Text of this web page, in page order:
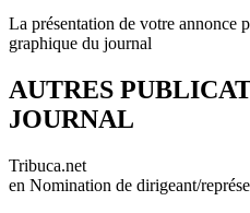
La présentation de votre annonce
graphique du journal
AUTRES
JOURNAL
Tribuca.net
en Nomination de dirigeant/